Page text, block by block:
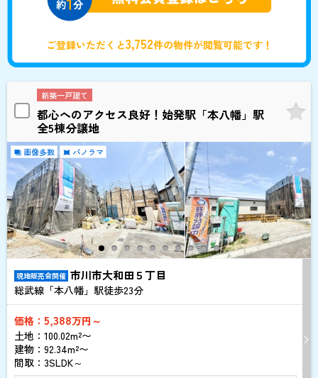
ご登録いただくと3,752件の物件が閲覧可能です！
新築一戸建て
都心へのアクセス良好！始発駅「本八幡」駅
全5棟分譲地
画像多数 パノラマ
現地販売会開催 市川市大和田５丁目
総武線「本八幡」駅徒歩23分
価格： 5,388万円～
土地：100.02m²〜
建物：92.34m²〜
間取：3SLDK～